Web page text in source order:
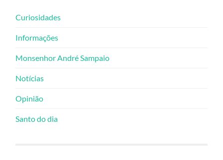
Curiosidades
Informações
Monsenhor André Sampaio
Notícias
Opinião
Santo do dia